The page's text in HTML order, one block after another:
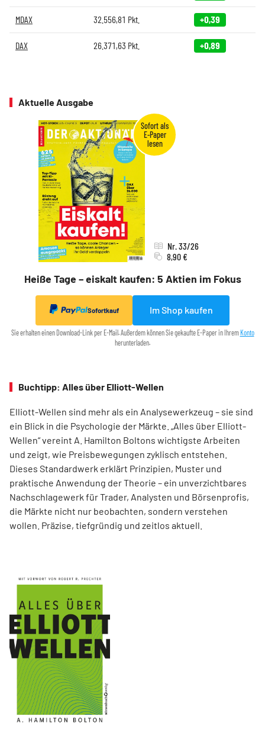
MDAX 32.556,81 Pkt. +0,39
DAX 26.371,63 Pkt. +0,89
Aktuelle Ausgabe
Heiße Tage – eiskalt kaufen: 5 Aktien im Fokus
Nr. 33/26
8,90 €
Sofortkauf Im Shop kaufen
Sie erhalten einen Download-Link per E-Mail. Außerdem können Sie gekaufte E-Paper in IhremKonto
herunterladen.
Buchtipp: Alles über Elliott-Wellen
Elliott-Wellen sind mehr als ein Analysewerkzeug – sie sind
ein Blick in die Psychologie der Märkte. „Alles über Elliott-
Wellen“ vereint A. Hamilton Boltons wichtigste Arbeiten
und zeigt, wie Preisbewegungen zyklisch entstehen.
Dieses Standardwerk erklärt Prinzipien, Muster und
praktische Anwendung der Theorie – ein unverzichtbares
Nachschlagewerk für Trader, Analysten und Börsenprofis,
die Märkte nicht nur beobachten, sondern verstehen
wollen. Präzise, tiefgründig und zeitlos aktuell.